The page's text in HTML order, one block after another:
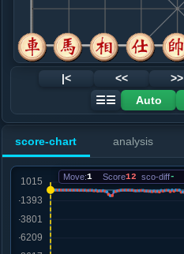
.....车２进６
黑+26
黑+53
.....车２进３
黑+48
12. 马七退八
黑+31
黑+42
13. 马八进七
黑+89
.....卒３进１
黑+94
15. 相五进七
黑+113
.....砲７进３
16. 相七退五
|< << >>
☰☰
Auto
score-chart analysis
Move:1 Score12 sco-diff-